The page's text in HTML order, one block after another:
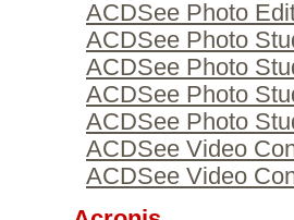
ACDSee Photo
ACDSee Photo
ACDSee Photo
ACDSee Photo
ACDSee Photo
ACDSee Video
ACDSee Video